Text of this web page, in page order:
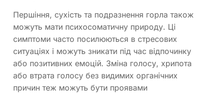
Першіння, сухість та подразнення горла також
можуть мати психосоматичну природу. Ці
симптоми часто посилюються в стресових
ситуаціях і можуть зникати під час відпочинку
або позитивних емоцій. Зміна голосу, хрипота
або втрата голосу без видимих органічних
причин теж можуть бути проявами